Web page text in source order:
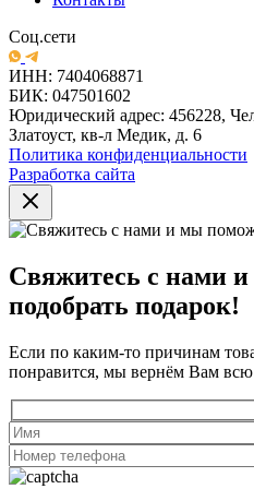
Соц.сети
ИНН: 7404068871
БИК: 047501602
Юридический адрес: 456228,
Златоуст, кв-л Медик, д. 6
Политика конфиденциальности
Разработка сайта
Свяжитесь с нами
подобрать подарок!
Если по каким-то причинам
понравится, мы вернём Вам